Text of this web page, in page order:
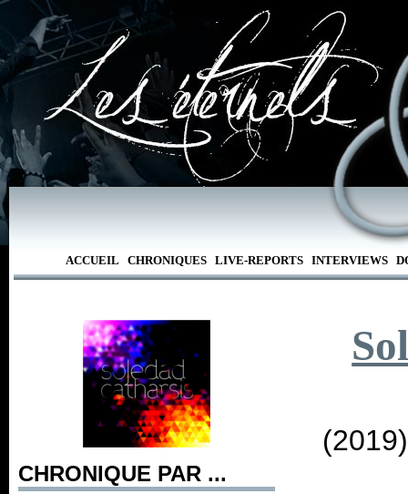
ACCUEIL CHRONIQUES LIVE-REPORTS INTERVIEWS
CHRONIQUE PAR ...